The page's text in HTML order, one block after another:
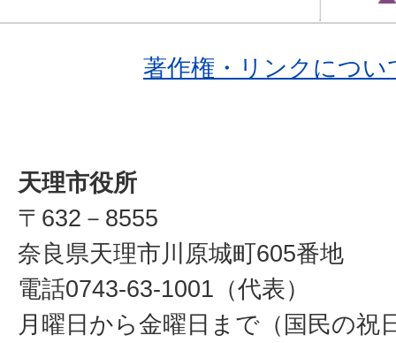
著作権・リンクについ
天理市役所
〒632－8555
奈良県天理市川原城町605番地
電話0743-63-1001（代表）
月曜日から金曜日まで（国民の祝